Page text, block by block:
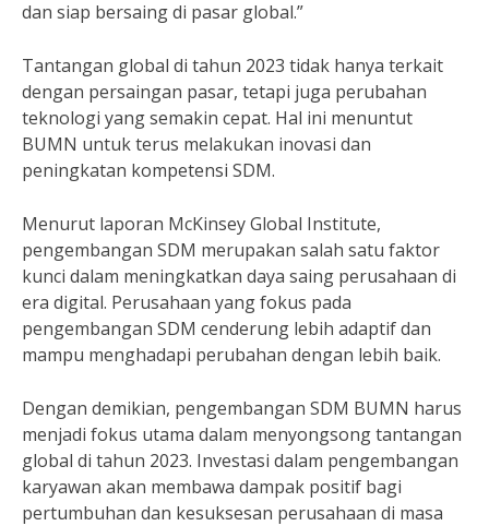
dan siap bersaing di pasar global.”
Tantangan global di tahun 2023 tidak hanya terkait
dengan persaingan pasar, tetapi juga perubahan
teknologi yang semakin cepat. Hal ini menuntut
BUMN untuk terus melakukan inovasi dan
peningkatan kompetensi SDM.
Menurut laporan McKinsey Global Institute,
pengembangan SDM merupakan salah satu faktor
kunci dalam meningkatkan daya saing perusahaan di
era digital. Perusahaan yang fokus pada
pengembangan SDM cenderung lebih adaptif dan
mampu menghadapi perubahan dengan lebih baik.
Dengan demikian, pengembangan SDM BUMN harus
menjadi fokus utama dalam menyongsong tantangan
global di tahun 2023. Investasi dalam pengembangan
karyawan akan membawa dampak positif bagi
pertumbuhan dan kesuksesan perusahaan di masa